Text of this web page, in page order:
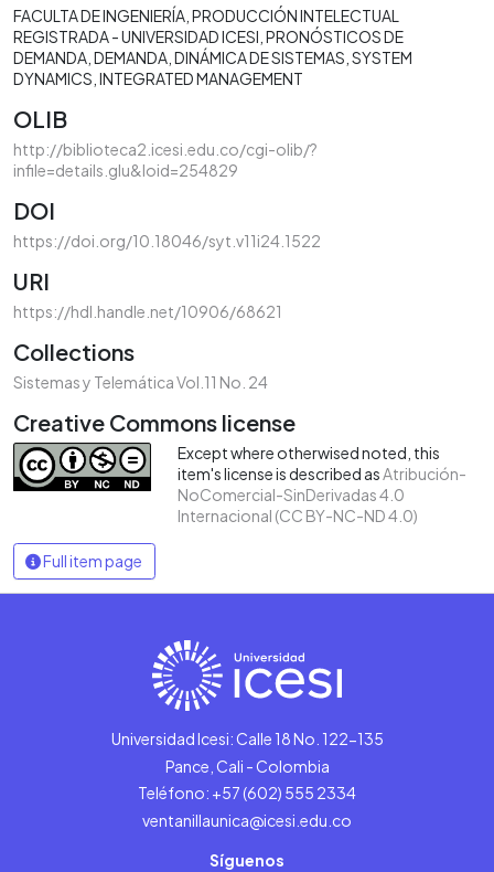
FACULTA DE INGENIERÍA PRODUCCIÓN INTELECTUAL
REGISTRADA - UNIVERSIDAD ICESI PRONÓSTICOS DE
DEMANDA DEMANDA DINÁMICA DE SISTEMAS SYSTEM
DYNAMICS INTEGRATED MANAGEMENT
OLIB
http://biblioteca2.icesi.edu.co/cgi-olib/?
infile=details.glu&loid=254829
DOI
https://doi.org/10.18046/syt.v11i24.1522
URI
https://hdl.handle.net/10906/68621
Collections
Sistemas y Telemática Vol.11 No. 24
Creative Commons license
Except where otherwised noted, this
item's license is described asAtribución-
NoComercial-SinDerivadas 4.0
Internacional (CC BY-NC-ND 4.0)
Full item page
Universidad Icesi: Calle 18 No. 122-135
Pance, Cali - Colombia
Teléfono: +57 (602) 555 2334
ventanillaunica@icesi.edu.co
Síguenos